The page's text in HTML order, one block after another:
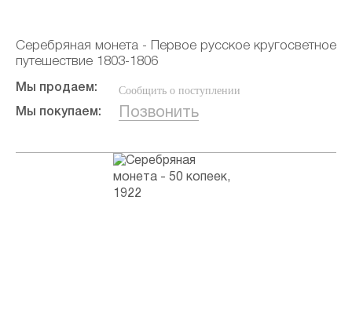
Серебряная монета - Первое русское кругосветное
путешествие 1803-1806
Мы продаем: Сообщить о поступлении
Мы покупаем: Позвонить